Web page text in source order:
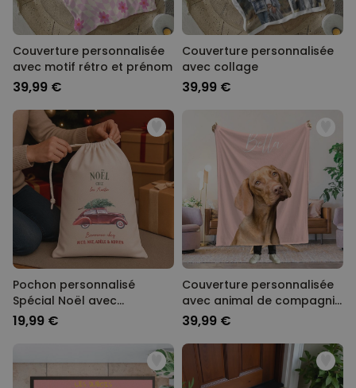
Couverture personnalisée
avec motif rétro et prénom
39,99 €
Couverture personnalisée
avec collage
39,99 €
Pochon personnalisé
Spécial Noël avec
illustration
19,99 €
Couverture personnalisée
avec animal de compagnie
et fond couleur
39,99 €